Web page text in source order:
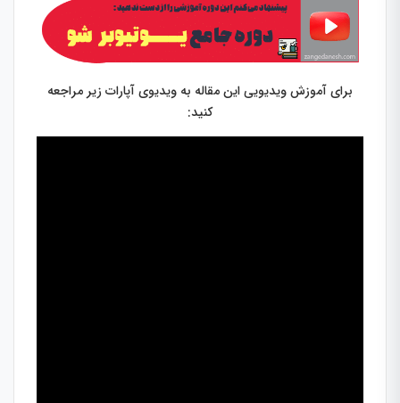
برای آموزش ویدیویی این مقاله به ویدیوی آپارات زیر مراجعه
کنید: